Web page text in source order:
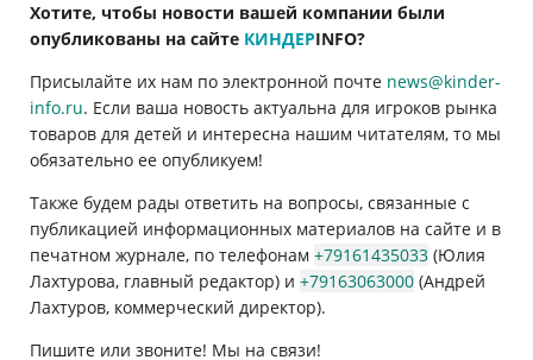
Хотите, чтобы новости вашей компании были
опубликованы на сайте КИНДЕРINFO?
Присылайте их нам по электронной почте news@kinder-
info.ru. Если ваша новость актуальна для игроков рынка
товаров для детей и интересна нашим читателям, то мы
обязательно ее опубликуем!
Также будем рады ответить на вопросы, связанные с
публикацией информационных материалов на сайте и в
печатном журнале, по телефонам +79161435033 (Юлия
Лахтурова, главный редактор) и +79163063000 (Андрей
Лахтуров, коммерческий директор).
Пишите или звоните! Мы на связи!